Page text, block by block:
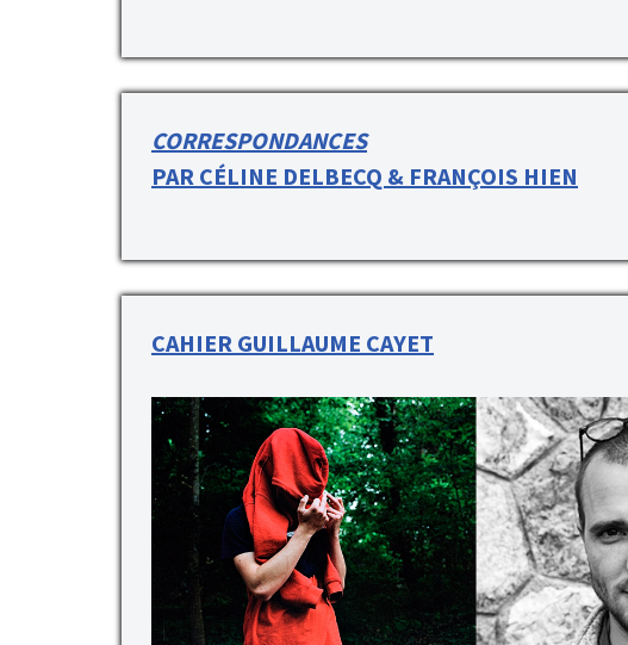
CORRESPONDANCES
PAR CÉLINE DELBECQ & FRANÇOIS HIEN
CAHIER GUILLAUME CAYET